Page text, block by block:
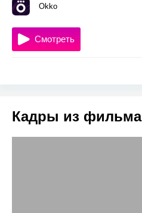
Okko
Смотреть
Кадры из фильма